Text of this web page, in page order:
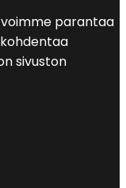
parantaa
sivuston